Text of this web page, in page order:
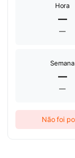
Hora
—
—
Semana
—
—
Não foi